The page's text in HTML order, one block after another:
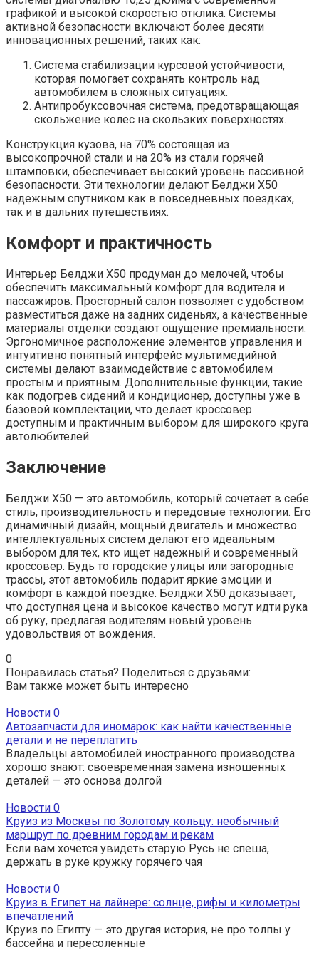
графикой и высокой скоростью отклика. Системы
активной безопасности включают более десяти
инновационных решений, таких как:
Система стабилизации курсовой устойчивости,
которая помогает сохранять контроль над
автомобилем в сложных ситуациях.
Антипробуксовочная система, предотвращающая
скольжение колес на скользких поверхностях.
Конструкция кузова, на 70% состоящая из
высокопрочной стали и на 20% из стали горячей
штамповки, обеспечивает высокий уровень пассивной
безопасности. Эти технологии делают Белджи X50
надежным спутником как в повседневных поездках,
так и в дальних путешествиях.
Комфорт и практичность
Интерьер Белджи X50 продуман до мелочей, чтобы
обеспечить максимальный комфорт для водителя и
пассажиров. Просторный салон позволяет с удобством
разместиться даже на задних сиденьях, а качественные
материалы отделки создают ощущение премиальности.
Эргономичное расположение элементов управления и
интуитивно понятный интерфейс мультимедийной
системы делают взаимодействие с автомобилем
простым и приятным. Дополнительные функции, такие
как подогрев сидений и кондиционер, доступны уже в
базовой комплектации, что делает кроссовер
доступным и практичным выбором для широкого круга
автолюбителей.
Заключение
Белджи X50 — это автомобиль, который сочетает в себе
стиль, производительность и передовые технологии. Его
динамичный дизайн, мощный двигатель и множество
интеллектуальных систем делают его идеальным
выбором для тех, кто ищет надежный и современный
кроссовер. Будь то городские улицы или загородные
трассы, этот автомобиль подарит яркие эмоции и
комфорт в каждой поездке. Белджи X50 доказывает,
что доступная цена и высокое качество могут идти рука
об руку, предлагая водителям новый уровень
удовольствия от вождения.
0
Понравилась статья? Поделиться с друзьями:
Вам также может быть интересно
Новости 0
Автозапчасти для иномарок: как найти качественные
детали и не переплатить
Владельцы автомобилей иностранного производства
хорошо знают: своевременная замена изношенных
деталей — это основа долгой
Новости 0
Круиз из Москвы по Золотому кольцу: необычный
маршрут по древним городам и рекам
Если вам хочется увидеть старую Русь не спеша,
держать в руке кружку горячего чая
Новости 0
Круиз в Египет на лайнере: солнце, рифы и километры
впечатлений
Круиз по Египту — это другая история, не про толпы у
бассейна и пересоленные